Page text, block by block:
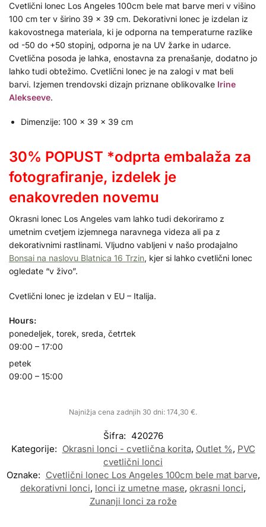
Cvetlični lonec Los Angeles 100cm bele mat barve meri v višino
100 cm ter v širino 39 x 39 cm. Dekorativni lonec je izdelan iz
kakovostnega materiala, ki je odporna na temperaturne razlike
od -50 do +50 stopinj, odporna je na UV žarke in udarce.
Cvetlična posoda je lahka, enostavna za prenašanje, dodatno jo
lahko tudi obtežimo. Cvetlični lonec je na zalogi v mat beli
barvi. Izjemen trendovski dizajn priznane oblikovalke Irine
Alekseeve.
Dimenzije: 100 x 39 x 39 cm
30% POPUST *odprta embalaža za
fotografiranje, izdelek je
enakovreden novemu
Okrasni lonec Los Angeles vam lahko tudi dekoriramo z
umetnim cvetjem izjemnega naravnega videza ali pa z
dekorativnimi rastlinami. Vljudno vabljeni v našo prodajalno
Bonsai na naslovu Blatnica 16 Trzin, kjer si lahko cvetlični lonec
ogledate “v živo”.
Cvetlični lonec je izdelan v EU – Italija.
Hours:
ponedeljek, torek, sreda, četrtek
09:00 – 17:00
petek
09:00 – 15:00
Najnižja cena zadnjih 30 dni: 174,30 €.
Šifra: 420276
Kategorije: Okrasni lonci - cvetlična korita, Outlet %, PVC
cvetlični lonci
Oznake: Cvetlični lonec Los Angeles 100cm bele mat barve,
dekorativni lonci, lonci iz umetne mase, okrasni lonci,
Zunanji lonci za rože